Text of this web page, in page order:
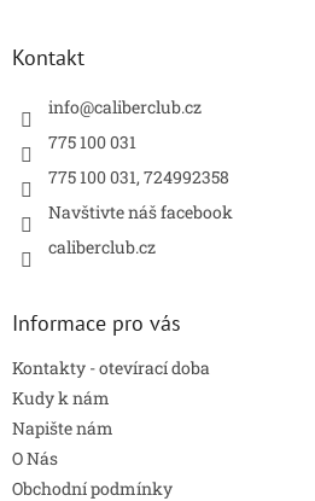
Kontakt
info@caliberclub.cz
775 100 031
775 100 031, 724992358
Navštivte náš facebook
caliberclub.cz
Informace pro vás
Kontakty - otevírací doba
Kudy k nám
Napište nám
O Nás
Obchodní podmínky